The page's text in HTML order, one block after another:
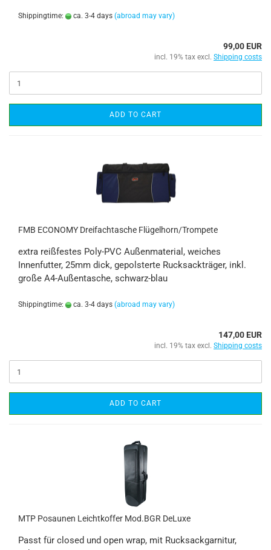
Shippingtime: ca. 3-4 days (abroad may vary)
99,00 EUR
incl. 19% tax excl. Shipping costs
ADD TO CART
FMB ECONOMY Dreifachtasche Flügelhorn/Trompete
extra reißfestes Poly-PVC Außenmaterial, weiches
Innenfutter, 25mm dick, gepolsterte Rucksackträger, inkl.
große A4-Außentasche, schwarz-blau
Shippingtime: ca. 3-4 days (abroad may vary)
147,00 EUR
incl. 19% tax excl. Shipping costs
ADD TO CART
MTP Posaunen Leichtkoffer Mod.BGR DeLuxe
Passt für closed und open wrap, mit Rucksackgarnitur,